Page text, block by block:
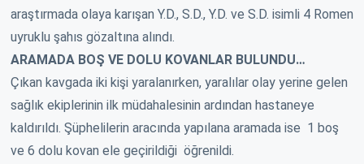
araştırmada olaya karışan Y.D., S.D., Y.D. ve S.D. isimli 4 Romen
uyruklu şahıs gözaltına alındı.
ARAMADA BOŞ VE DOLU KOVANLAR BULUNDU…
Çıkan kavgada iki kişi yaralanırken, yaralılar olay yerine gelen
sağlık ekiplerinin ilk müdahalesinin ardından hastaneye
kaldırıldı. Şüphelilerin aracında yapılana aramada ise 1 boş
ve 6 dolu kovan ele geçirildiği öğrenildi.